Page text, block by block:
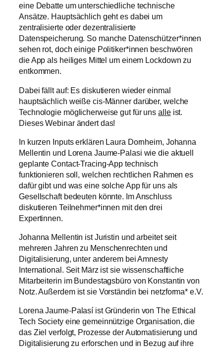
eine Debatte um unterschiedliche technische
Ansätze. Hauptsächlich geht es dabei um
zentralisierte oder dezentralisierte
Datenspeicherung. So manche Datenschützer*innen
sehen rot, doch einige Politiker*innen beschwören
die App als heiliges Mittel um einem Lockdown zu
entkommen.
Dabei fällt auf: Es diskutieren wieder einmal
hauptsächlich weiße cis-Männer darüber, welche
Technologie möglicherweise gut für unsalleist.
Dieses Webinar ändert das!
In kurzen Inputs erklären Laura Dornheim, Johanna
Mellentin und Lorena Jaume-Palasi wie die aktuell
geplante Contact-Tracing-App technisch
funktionieren soll, welchen rechtlichen Rahmen es
dafür gibt und was eine solche App für uns als
Gesellschaft bedeuten könnte. Im Anschluss
diskutieren Teilnehmer*innen mit den drei
Expertinnen.
Johanna Mellentin ist Juristin und arbeitet seit
mehreren Jahren zu Menschenrechten und
Digitalisierung, unter anderem bei Amnesty
International. Seit März ist sie wissenschaftliche
Mitarbeiterin im Bundestagsbüro von Konstantin von
Notz. Außerdem ist sie Vorständin bei netzforma* e.V.
Lorena Jaume-Palasí ist Gründerin von The Ethical
Tech Society eine gemeinnützige Organisation, die
das Ziel verfolgt, Prozesse der Automatisierung und
Digitalisierung zu erforschen und in Bezug auf ihre